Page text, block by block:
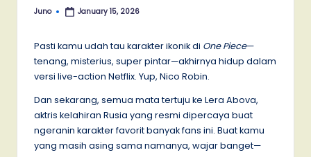
Posted
Juno January 15, 2026
Pasti kamu udah tau karakter ikonik di One Piece—
tenang, misterius, super pintar—akhirnya hidup dalam
versi live-action Netflix. Yup, Nico Robin.
Dan sekarang, semua mata tertuju ke Lera Abova,
aktris kelahiran Rusia yang resmi dipercaya buat
ngeranin karakter favorit banyak fans ini. Buat kamu
yang masih asing sama namanya, wajar banget—